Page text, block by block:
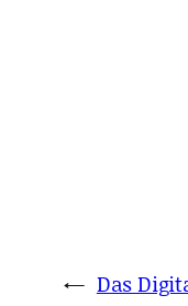
← Das